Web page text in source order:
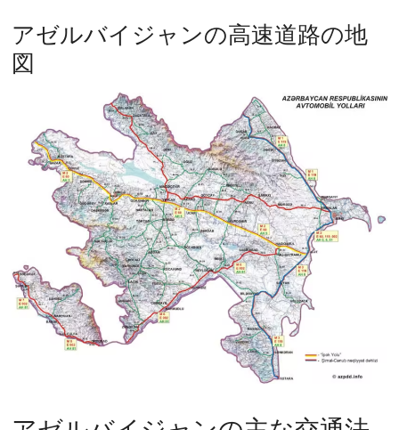
アゼルバイジャンの高速道路の地
図